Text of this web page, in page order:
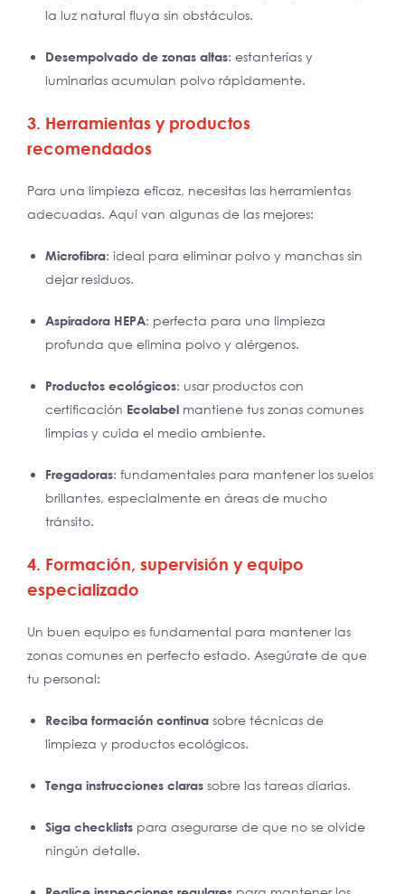
la luz natural fluya sin obstáculos.
Desempolvado de zonas altas: estanterías y
luminarias acumulan polvo rápidamente.
3. Herramientas y productos
recomendados
Para una limpieza eficaz, necesitas las herramientas
adecuadas. Aquí van algunas de las mejores:
Microfibra: ideal para eliminar polvo y manchas sin
dejar residuos.
Aspiradora HEPA: perfecta para una limpieza
profunda que elimina polvo y alérgenos.
Productos ecológicos: usar productos con
certificación Ecolabel mantiene tus zonas comunes
limpias y cuida el medio ambiente.
Fregadoras: fundamentales para mantener los suelos
brillantes, especialmente en áreas de mucho
tránsito.
4. Formación, supervisión y equipo
especializado
Un buen equipo es fundamental para mantener las
zonas comunes en perfecto estado. Asegúrate de que
tu personal:
Reciba formación continua sobre técnicas de
limpieza y productos ecológicos.
Tenga instrucciones claras sobre las tareas diarias.
Siga checklists para asegurarse de que no se olvide
ningún detalle.